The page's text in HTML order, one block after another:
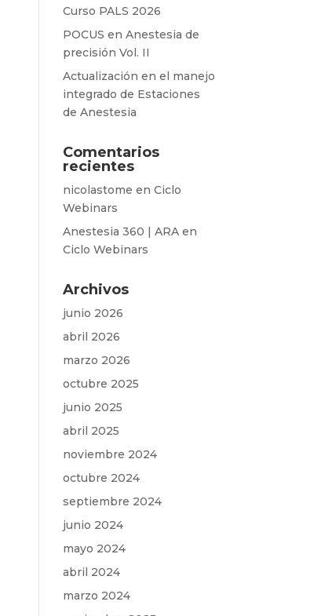
Curso PALS 2026
POCUS en Anestesia de
precisión Vol. II
Actualización en el manejo
integrado de Estaciones
de Anestesia
Comentarios
recientes
nicolastome enCiclo
Webinars
Anestesia 360 | ARA en
Ciclo Webinars
Archivos
junio 2026
abril 2026
marzo 2026
octubre 2025
junio 2025
abril 2025
noviembre 2024
octubre 2024
septiembre 2024
junio 2024
mayo 2024
abril 2024
marzo 2024